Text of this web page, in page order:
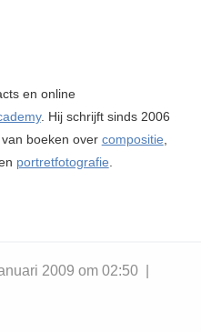
en online
. Hij schrijft sinds 2006
boeken over compositie,
portretfotografie.
2009 om 02:50 |